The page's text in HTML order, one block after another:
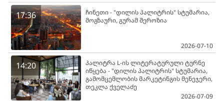
17:36
ჩინეთი - "დილის პალიტრის" სტუმარია,
მოგზაური, გურამ შეროზია
2026-07-10
14:20
პალიტრა L-ის ლიტერატურული ტურნე
იწყება - "დილის პალიტრის" სტუმარია,
გამომცემლობის მარკეტინგის მენეჯერი,
თეკლა ქველაძე
2026-07-09